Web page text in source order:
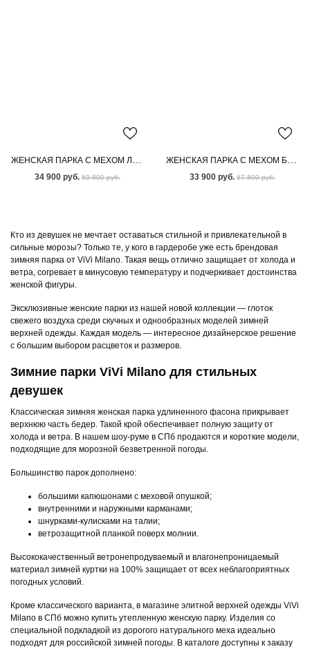
34 900 руб. 69 800 руб. 33 900 руб. 67 800 руб.
Кто из девушек не мечтает оставаться стильной и привлекательной в
сильные морозы? Только те, у кого в гардеробе уже есть брендовая
зимняя парка от ViVi Milano. Такая вещь отлично защищает от холода и
ветра, согревает в минусовую температуру и подчеркивает достоинства
женской фигуры.
Эксклюзивные женские парки из нашей новой коллекции — глоток
свежего воздуха среди скучных и однообразных моделей зимней
верхней одежды. Каждая модель — интересное дизайнерское решение
с большим выбором расцветок и размеров.
Зимние парки ViVi Milano для стильных
девушек
Классическая зимняя женская парка удлиненного фасона прикрывает
верхнюю часть бедер. Такой крой обеспечивает полную защиту от
холода и ветра. В нашем шоу-руме в СПб продаются и короткие модели,
подходящие для морозной безветренной погоды.
Большинство парок дополнено:
большими капюшонами с меховой опушкой;
внутренними и наружными карманами;
шнурками-кулисками на талии;
ветрозащитной планкой поверх молнии.
Высококачественный ветронепродуваемый и влагонепроницаемый
материал зимней куртки на 100% защищает от всех неблагоприятных
погодных условий.
Кроме классического варианта, в магазине элитной верхней одежды ViVi
Milano в СПб можно купить утепленную женскую парку. Изделия со
специальной подкладкой из дорогого натурального меха идеально
подходят для российской зимней погоды. В каталоге доступны к заказу